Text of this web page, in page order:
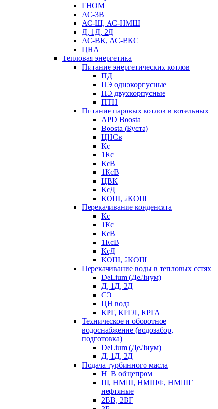
ГНОМ
АС-3В
АС-Ш, АС-НМШ
Д, 1Д, 2Д
АС-ВК, АС-ВКС
ЦНА
Тепловая энергетика
Питание энергетических котлов
ПД
ПЭ однокорпусные
ПЭ двухкорпусные
ПТН
Питание паровых котлов в котельных
APD Boosta
Boosta (Буста)
ЦНСв
Кс
1Кс
КсВ
1КсВ
ЦВК
КсД
КОШ, 2КОШ
Перекачивание конденсата
Кс
1Кс
КсВ
1КсВ
КсД
КОШ, 2КОШ
Перекачивание воды в тепловых сетях
DeLium (ДеЛиум)
Д, 1Д, 2Д
СЭ
ЦН вода
КРГ, КРГЛ, КРГА
Техническое и оборотное
водоснабжение (водозабор,
подготовка)
DeLium (ДеЛиум)
Д, 1Д, 2Д
Подача турбинного масла
Н1В общепром
Ш, НМШ, НМШФ, НМШГ
нефтяные
2ВВ, 2ВГ